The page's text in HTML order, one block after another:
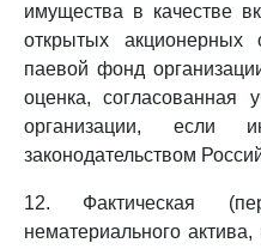
имущества в качестве
открытых акционерных
паевой фонд
оценка, согласованная
организации, если
законодательством
12. Фактическая
нематериального актива,